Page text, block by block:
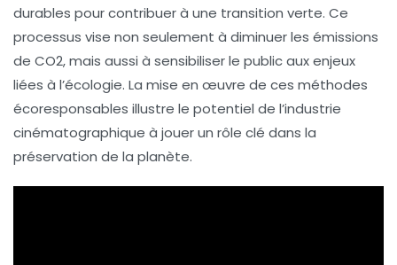
durables pour contribuer à une transition verte. Ce
processus vise non seulement à diminuer les émissions
de CO2, mais aussi à sensibiliser le public aux enjeux
liées à l’écologie. La mise en œuvre de ces méthodes
écoresponsables illustre le potentiel de l’industrie
cinématographique à jouer un rôle clé dans la
préservation de la planète.